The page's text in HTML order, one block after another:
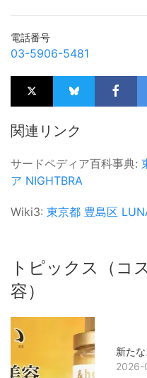
電話番号
03-5906-5481
関連リンク
サードペディア百科事典:
ア NIGHTBRA
Wiki3: 東京都 豊島区
トピックス（コ
容）
新た
2026-